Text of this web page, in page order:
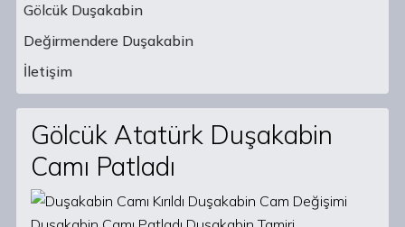
Main Navigation
Gölcük Duşakabin
Değirmendere Duşakabin
İletişim
Gölcük Atatürk Duşakabin
Camı Patladı